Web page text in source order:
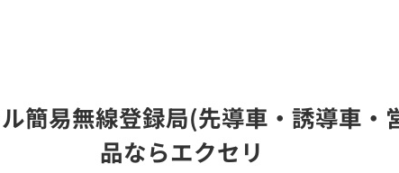
簡易無線登録局(先導車・誘導車
品ならエクセリ